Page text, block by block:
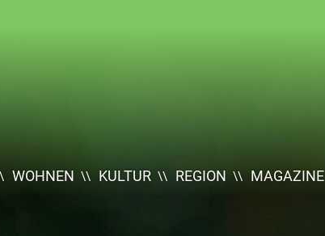
WOHNEN KULTUR REGION MAGAZINE